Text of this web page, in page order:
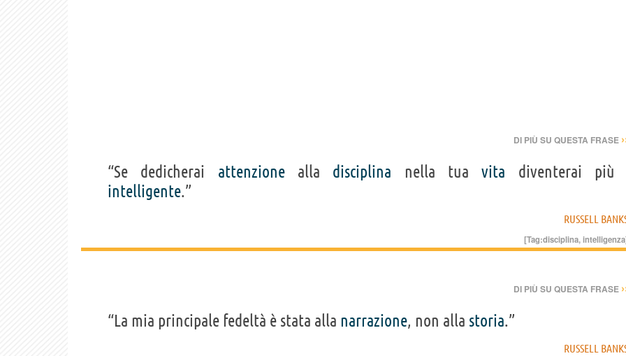
DI PIÙ SU QUESTA FRASE
“Se dedicherai attenzionealla disciplina nella tuavita diventerai più
intelligente.”
RUSSELL
[Tag:disciplina,intelligenza
DI PIÙ SU QUESTA FRASE
“La mia principale fedeltà è stata alla narrazione, non alla storia.”
RUSSELL